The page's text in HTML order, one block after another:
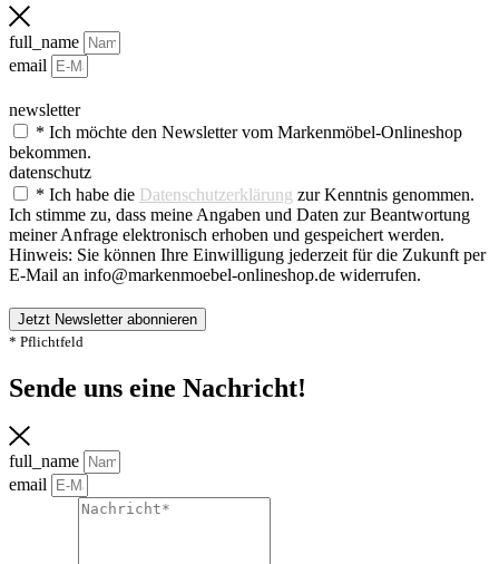
full_name
email
newsletter
* Ich möchte den Newsletter vom Markenmöbel-Onlineshop
bekommen.
datenschutz
* Ich habe die Datenschutzerklärung zur Kenntnis genommen.
Ich stimme zu, dass meine Angaben und Daten zur Beantwortung
meiner Anfrage elektronisch erhoben und gespeichert werden.
Hinweis: Sie können Ihre Einwilligung jederzeit für die Zukunft per
E-Mail an info@markenmoebel-onlineshop.de widerrufen.
Jetzt Newsletter abonnieren
* Pflichtfeld
Sende uns eine Nachricht!​
full_name
email